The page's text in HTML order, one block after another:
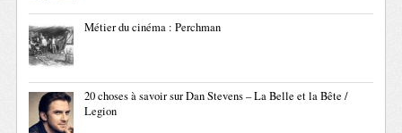
Métier du cinéma : Perchman
20 choses à savoir sur Dan Stevens – La Belle et la Bête /
Legion